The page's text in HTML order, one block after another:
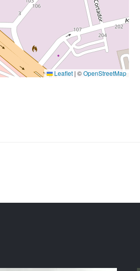
Leaflet | ©OpenStreetMap